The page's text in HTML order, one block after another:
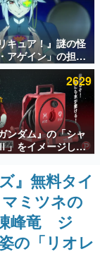
数万以上！ などな
身の“殿堂入り”記
のエピソードをお
は何か？を探ってい
』は、〈試験問題〉
キュア！』謎の怪
アゲイン」の担当
﨑滉平さんと判
から始める異世
トー役、『ヒプノ
山田三郎役など
2629
ンダム』の「シャ
」をイメージした
ールが予約開始。
アのパーソナルマ
公国軍のエンブレ
などを配置
』無料タイ
ミツネの
峰竜 ジ
の「リオレ